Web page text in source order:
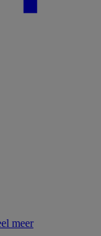
meer